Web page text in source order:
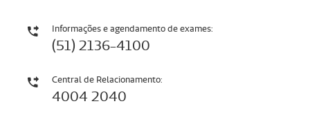
Informações e agendamento de exames:
(51) 2136-4100
Central de Relacionamento:
4004 2040